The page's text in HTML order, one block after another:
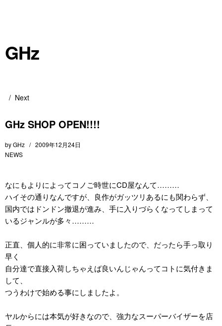
GHz
Next
GHz SHOP OPEN!!!!
byGHz
2009年12月24日
NEWS
なにもよりによってコノご時世にCD屋なんて………
ハイその通りなんですが、良作がガッツリあるにも関わらず、
国内ではドンドン撤退が進み、手に入りづらくなってしまって
いるジャンルが多々………
正直、個人的に非常に困っていましたので、だったら手っ取り
早く
自分達で直接入荷しちゃえば良いんじゃんってコトに気付きま
して、
つうわけで始める事にしましたよ。
ヤルからには本気が好きなので、強力なスーパーバイザーを店